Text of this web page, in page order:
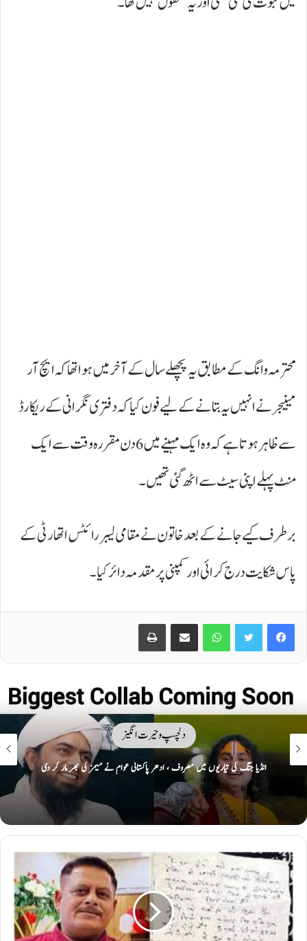
محترمہ وانگ کے مطابق یہ پچھلے سال کے آخر میں ہوا تھا کہ ایچ آر
مینیجر نے انہیں یہ بتانے کے لیے فون کیا کہ دفتری نگرانی کے ریکارڈ
سے ظاہر ہوتا ہے کہ وہ ایک مہینے میں 6 دن مقررہ وقت سے ایک
منٹ پہلے اپنی سیٹ سے اٹھ گئی تھیں۔
برطرف کیے جانے کے بعد خاتون نے مقامی لیبر رائٹس اتھارٹی کے
پاس شکایت درج کرائی اور کمپنی پر مقدمہ دائر کیا۔
Facebook
Twitter
WhatsApp
Share via Email
Print
دلچسپ و حیرت انگیز
انڈیا جنگ کی تیاریوں میں مصروف ، ادھر پاکستانی عوام نے میمز کی بھر مار کر دی